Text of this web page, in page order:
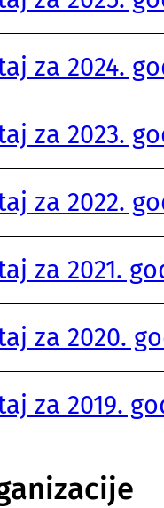
za 2024.
za 2023.
za 2022.
za 2021.
za 2020.
za 2019.